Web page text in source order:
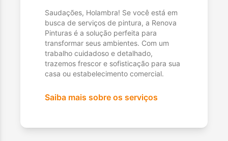
Saudações, Holambra! Se você está em
busca de serviços de pintura, a Renova
Pinturas é a solução perfeita para
transformar seus ambientes. Com um
trabalho cuidadoso e detalhado,
trazemos frescor e sofisticação para sua
casa ou estabelecimento comercial.
Saiba mais sobre os serviços